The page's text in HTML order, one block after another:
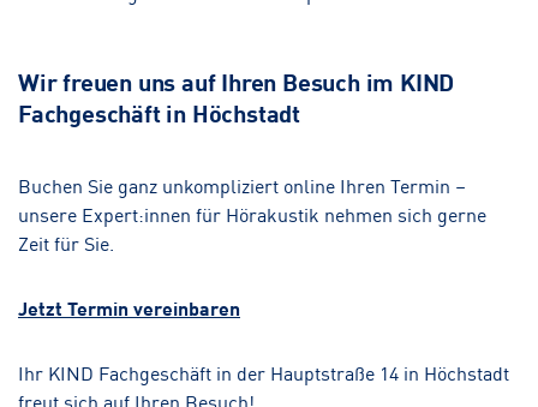
Wir freuen uns auf Ihren Besuch im KIND
Fachgeschäft in Höchstadt
Buchen Sie ganz unkompliziert online Ihren Termin –
unsere Expert:innen für Hörakustik nehmen sich gerne
Zeit für Sie.
Jetzt Termin vereinbaren
Ihr KIND Fachgeschäft in der Hauptstraße 14 in Höchstadt
freut sich auf Ihren Besuch!